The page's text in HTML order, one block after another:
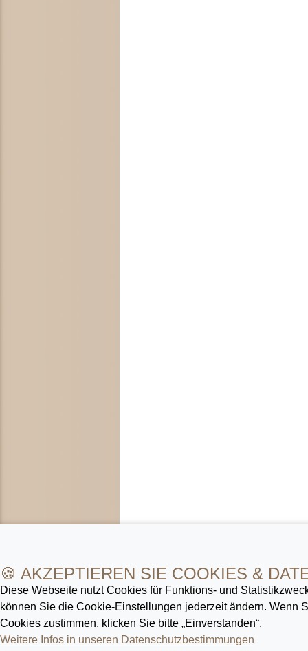
🍪 AKZEPTIEREN SIE COOKIES &
Diese Webseite nutzt Cookies für Funktions- und
können Sie die Cookie-Ein­stellungen jederzeit ändern. Wenn
Cookies zustimmen, klicken Sie bitte „Einverstanden“.
Weitere Infos in unseren Datenschutz­bestimmungen